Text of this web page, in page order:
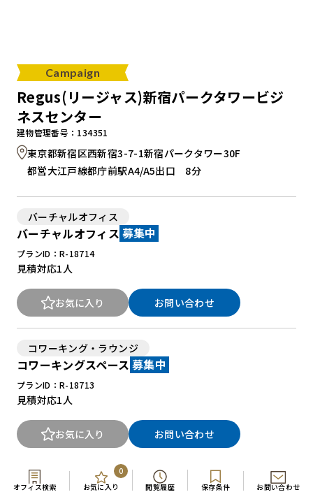
オフィス検索 お気に入り
0
閲覧履歴
保存条件 お問い合わせ
Campaign
Regus(リージャス)新宿パークタワービジ
ネスセンター
建物管理番号：134351
東京都新宿区西新宿3-7-1新宿パークタワー30F
都営大江戸線都庁前駅A4/A5出口 8分
バーチャルオフィス
バーチャルオフィス 募集中
プランID：R-18714
見積対応1人
お気に入り お問い合わせ
コワーキング・ラウンジ
コワーキングスペース 募集中
プランID：R-18713
見積対応1人
お気に入り お問い合わせ
個室